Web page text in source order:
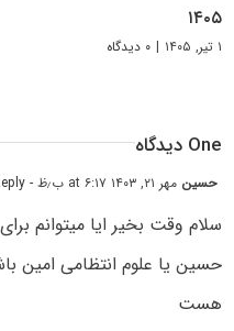
۱۴۰۵
۱ تیر, ۱۴۰۵ | ۰ دیدگاه
One دیدگاه
حسین مهر ۲۱, ۱۴۰۳ at ۶:۱۷ ب٫ظ - Reply
سلام وقت بخیر ایا میتوانم
حسین یا علوم انتظامی امین
هست